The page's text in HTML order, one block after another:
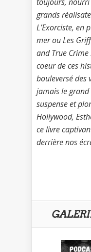
grands
L’Exorciste, en
mer ou Les
and True
coeur de ces
bouleversé des
jamais le grand
suspense et
Hollywood,
ce livre
derrière nos